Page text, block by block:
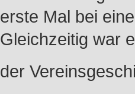
erste Mal bei
Gleichzeitig war
der